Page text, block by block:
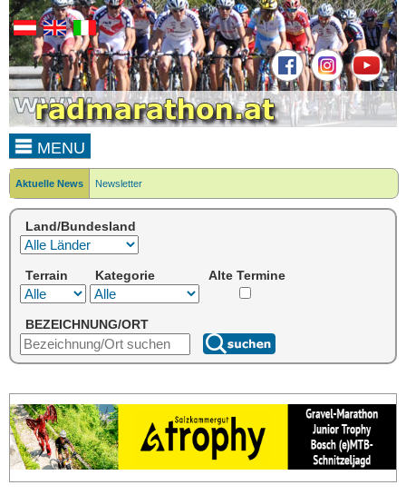
MENU
Aktuelle News Newsletter
Land/Bundesland
Terrain Kategorie Alte Termine
BEZEICHNUNG/ORT